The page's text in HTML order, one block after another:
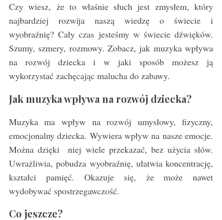
Czy wiesz, że to właśnie słuch jest zmysłem, który
najbardziej rozwija naszą wiedzę o świecie i
wyobraźnię? Cały czas jesteśmy w świecie dźwięków.
Szumy, szmery, rozmowy. Zobacz, jak muzyka wpływa
na rozwój dziecka i w jaki sposób możesz ją
wykorzystać zachęcając malucha do zabawy.
Jak muzyka wpływa na rozwój dziecka?
Muzyka ma wpływ na rozwój umysłowy, fizyczny,
emocjonalny dziecka. Wywiera wpływ na nasze emocje.
Można dzięki niej wiele przekazać, bez użycia słów.
Uwrażliwia, pobudza wyobraźnię, ułatwia koncentrację,
kształci pamięć. Okazuje się, że może nawet
wydobywać spostrzegawczość.
Co jeszcze?